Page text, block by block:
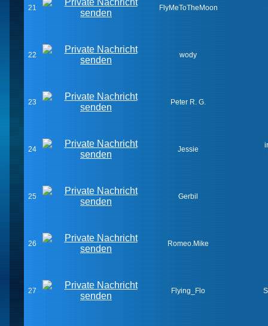
21 FlyMeToTheMoon
22 wody
23 Peter R. G.
24 Jessie
25 Gerbil
26 Romeo.Mike
27 Flying_Flo